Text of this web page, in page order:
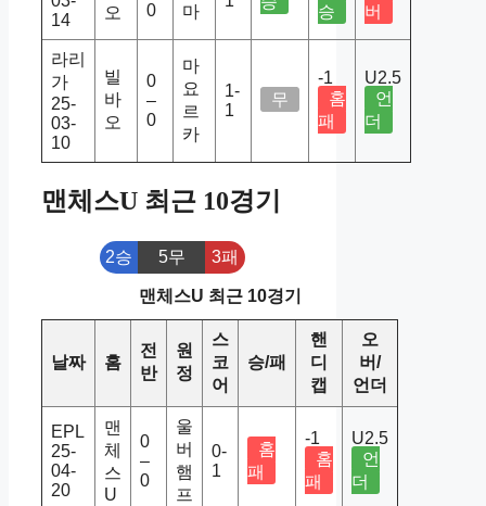
14
오
0
마
승
버
라리
가
25-
03-
10
빌
바
오
0
–
0
마
요
르
카
1-
1
무
-1
홈
패
U2.5
언
더
맨체스U 최근 10경기
2승 5무 3패
맨체스U 최근 10경기
날짜 홈
전
반
원
정
스
코
어
승/패
핸
디
캡
오
버/
언더
EPL
25-
04-
20
맨
체
스
U
0
–
0
울
버
햄
프
0-
1
홈
패
-1
홈
패
U2.5
언
더